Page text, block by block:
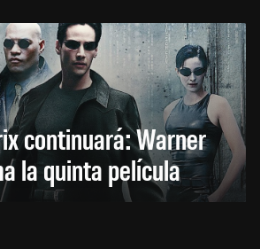
continuará: Warner
la quinta película